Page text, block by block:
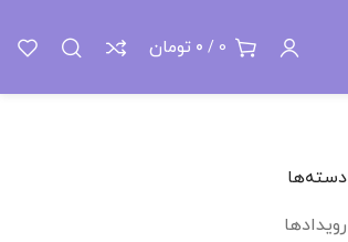
0
/
0 تومان
دسته‌ها
رویدادها